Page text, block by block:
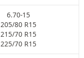
6.70-15
205/80 R15
215/70 R15
225/70 R15